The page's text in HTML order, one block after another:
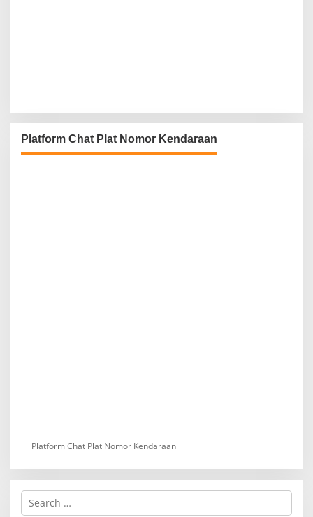
Platform Chat Plat Nomor Kendaraan
Platform Chat Plat Nomor Kendaraan
S